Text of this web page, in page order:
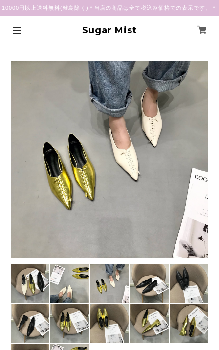
10000円以上送料無料(離島除く)＊当店の商品は全て税込み価格での表示です。＊
Sugar Mist